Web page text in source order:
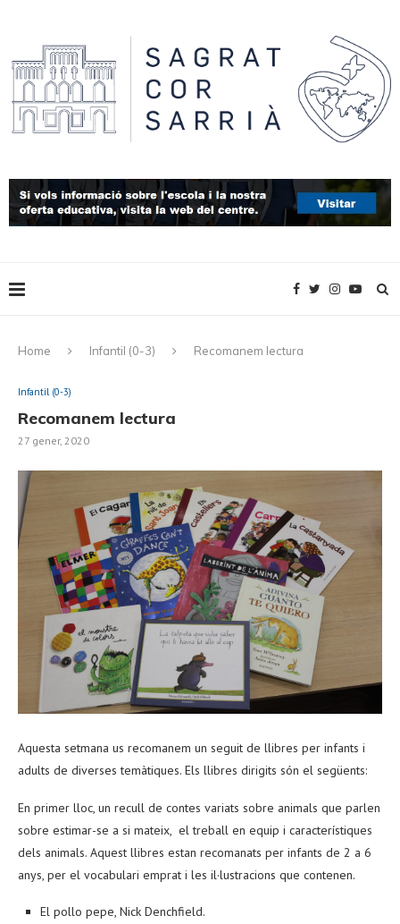
Home Infantil (0-3) Recomanem lectura
Infantil (0-3)
Recomanem lectura
27 gener, 2020
Aquesta setmana us recomanem un seguit de llibres per infants i
adults de diverses temàtiques. Els llibres dirigits són el següents:
En primer lloc, un recull de contes variats sobre animals que parlen
sobre estimar-se a si mateix, el treball en equip i característiques
dels animals. Aquest llibres estan recomanats per infants de 2 a 6
anys, per el vocabulari emprat i les il·lustracions que contenen.
El pollo pepe, Nick Denchfield.